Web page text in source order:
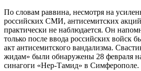
По словам раввина, несмотря на
российских СМИ, антисемитских
практически не наблюдается. Он
только после ввода российских войск
акт антисемитского вандализма.
жидам» были обнаружены 28 февраля
синагоги «Нер-Тамид» в Симферополе.